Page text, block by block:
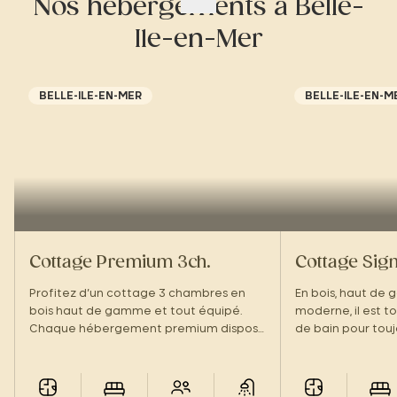
Nos hébergements à Belle-
Ile-en-Mer
BELLE-ILE-EN-MER
Cottage Premium 3ch.
Profitez d’un cottage 3 chambres en
bois haut de gamme et tout équipé.
Chaque hébergement premium dispose
BELLE-ILE-EN-
Cottage
En bois, haut de
moderne, il est
de bain pour
sentirez comme